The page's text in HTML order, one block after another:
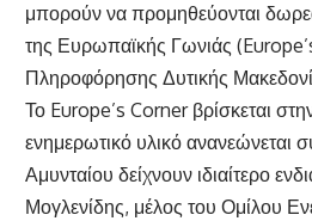
μπορούν να προμηθεύονται
της Ευρωπαϊκής Γωνιάς
Πληροφόρησης Δυτικής
Το Europe’s Corner βρίσκεται
ενημερωτικό υλικό ανανεώνεται
Αμυνταίου δείχνουν ιδιαίτερο
Μογλενίδης, μέλος του Ομίλου